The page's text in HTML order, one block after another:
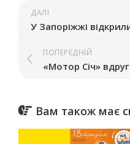
ДАЛІ
ПОПЕРЕДНІЙ
Вам також має